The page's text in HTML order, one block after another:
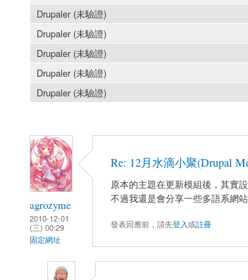
Drupaler (未驗證)
Drupaler (未驗證)
Drupaler (未驗證)
Drupaler (未驗證)
Drupaler (未驗證)
agrozyme
2010-12-01
(三) 00:29
固定網址
Re: 12月水滴小聚(Drupal
原本的主題在更新模組後，其實
不過我還是會分享一些多語系網
發表回應前，請先登入或註冊